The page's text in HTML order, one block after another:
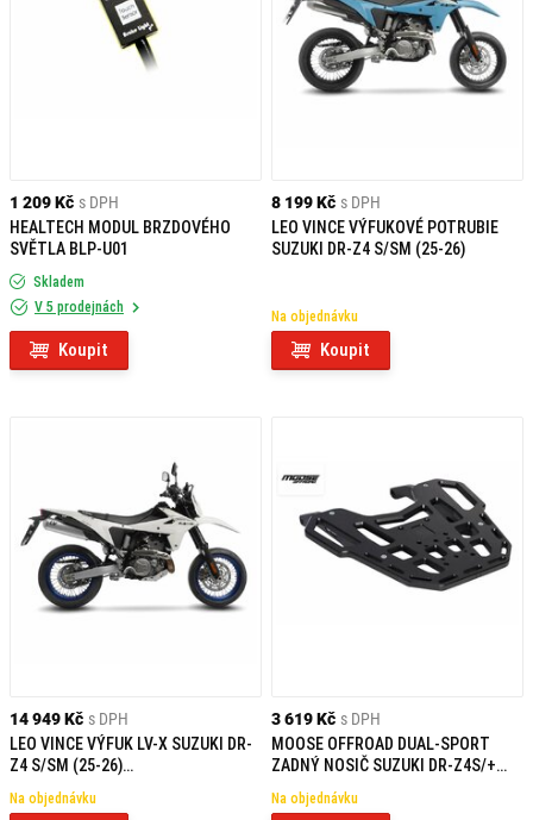
1 209 Kč s DPH
HEALTECH MODUL BRZDOVÉHO
SVĚTLA BLP-U01
Skladem
V 5 prodejnách
Koupit
8 199 Kč s DPH
LEO VINCE VÝFUKOVÉ POTRUBIE
SUZUKI DR-Z4 S/SM (25-26)
Na objednávku
Koupit
14 949 Kč s DPH
LEO VINCE VÝFUK LV-X SUZUKI DR-
Z4 S/SM (25-26)
Na objednávku
3 619 Kč s DPH
MOOSE OFFROAD DUAL-SPORT
ZADNÝ NOSIČ SUZUKI DR-Z4S/+
Na objednávku